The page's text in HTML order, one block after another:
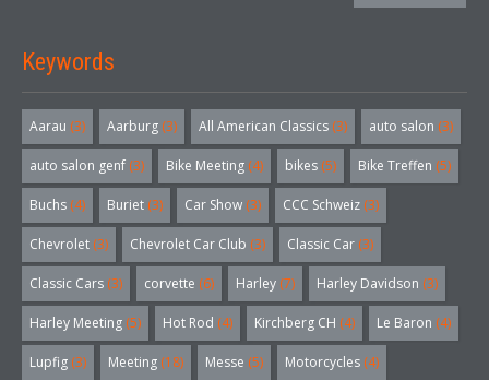
Keywords
Aarau (3) Aarburg (3) All American Classics (3) auto salon (3)
auto salon genf (3) Bike Meeting (4) bikes (5) Bike Treffen (5)
Buchs (4) Buriet (3) Car Show (3) CCC Schweiz (3)
Chevrolet (3) Chevrolet Car Club (3) Classic Car (3)
Classic Cars (3) corvette (6) Harley (7) Harley Davidson (3)
Harley Meeting (5) Hot Rod (4) Kirchberg CH (4) Le Baron (4)
Lupfig (3) Meeting (18) Messe (5) Motorcycles (4)